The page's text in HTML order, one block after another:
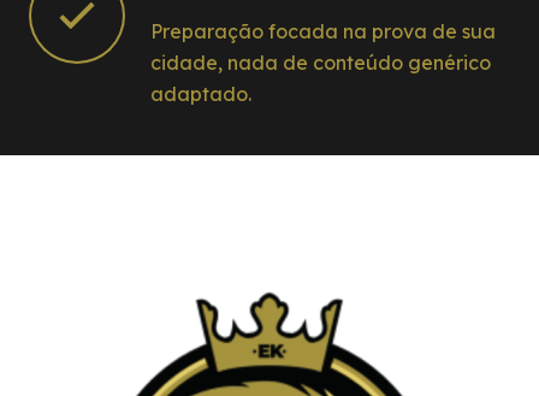
Preparação focada na prova de sua
cidade, nada de conteúdo genérico
adaptado.